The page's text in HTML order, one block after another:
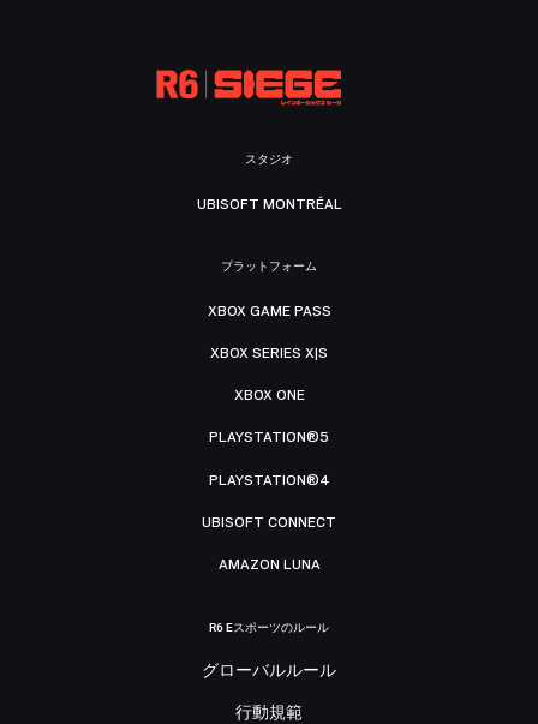
スタジオ
UBISOFT MONTRÉAL
プラットフォーム
XBOX GAME PASS
XBOX SERIES X|S
XBOX ONE
PLAYSTATION®5
PLAYSTATION®4
UBISOFT CONNECT
AMAZON LUNA
R6 Eスポーツのルール
グローバルルール
行動規範